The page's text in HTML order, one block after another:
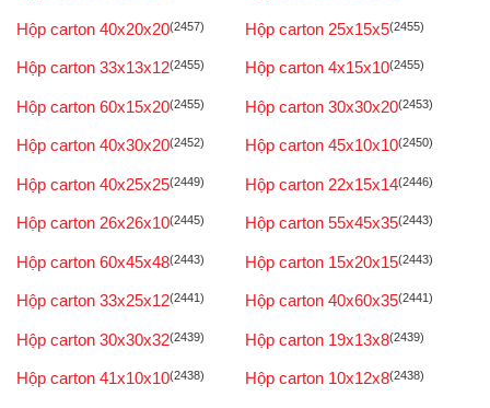
Hộp carton 40x20x20(2457) Hộp carton 25x15x5(2455)
Hộp carton 33x13x12(2455) Hộp carton 4x15x10(2455)
Hộp carton 60x15x20(2455) Hộp carton 30x30x20(2453)
Hộp carton 40x30x20(2452) Hộp carton 45x10x10(2450)
Hộp carton 40x25x25(2449) Hộp carton 22x15x14(2446)
Hộp carton 26x26x10(2445) Hộp carton 55x45x35(2443)
Hộp carton 60x45x48(2443) Hộp carton 15x20x15(2443)
Hộp carton 33x25x12(2441) Hộp carton 40x60x35(2441)
Hộp carton 30x30x32(2439) Hộp carton 19x13x8(2439)
Hộp carton 41x10x10(2438) Hộp carton 10x12x8(2438)